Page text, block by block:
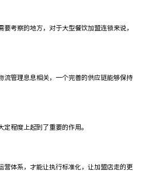
考察的地方，对于大型餐饮加盟连锁来说，
管理息息相关，一个完善的供应链能够保持
程度上起到了重要的作用。
体系，才能让执行标准化，让加盟店走的更